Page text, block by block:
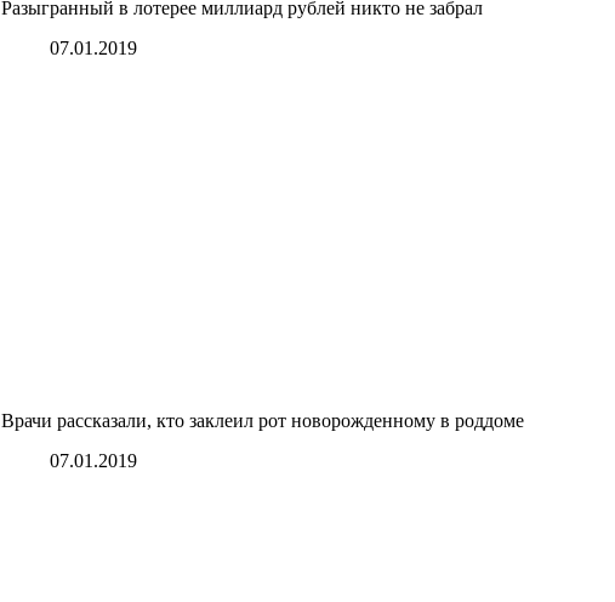
Разыгранный в лотерее миллиард рублей никто не забрал
07.01.2019
Врачи рассказали, кто заклеил рот новорожденному в роддоме
07.01.2019